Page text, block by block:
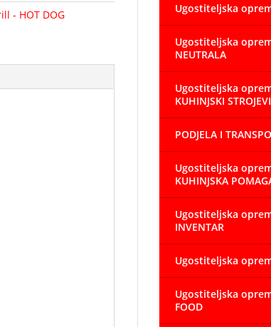
- HOT DOG Ugostiteljska
Ugostiteljska
NEUTRALA
Ugostiteljska
KUHINJSKI STROJEVI
PODJELA I
Ugostiteljska
KUHINJSKA
Ugostiteljska
INVENTAR
Ugostiteljska
Ugostiteljska
FOOD